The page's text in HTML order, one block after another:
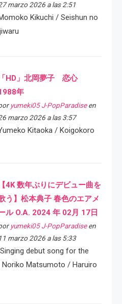
marzo 2026 a las 2:51
Kikuchi / Seishun no
「HD」北岡夢子 恋心
年
yumeki05 J-PopParadiseen
marzo 2026 a las 3:57
Kitaoka / Koigokoro
【4K 数年ぶりにデビュー曲を
う】松本典子 春色のエアメ
ル O.A. 2024 年 02月 17日
yumeki05 J-PopParadiseen
11 marzo 2026 a las 5:33
debut song for the
Matsumoto / Haruiro